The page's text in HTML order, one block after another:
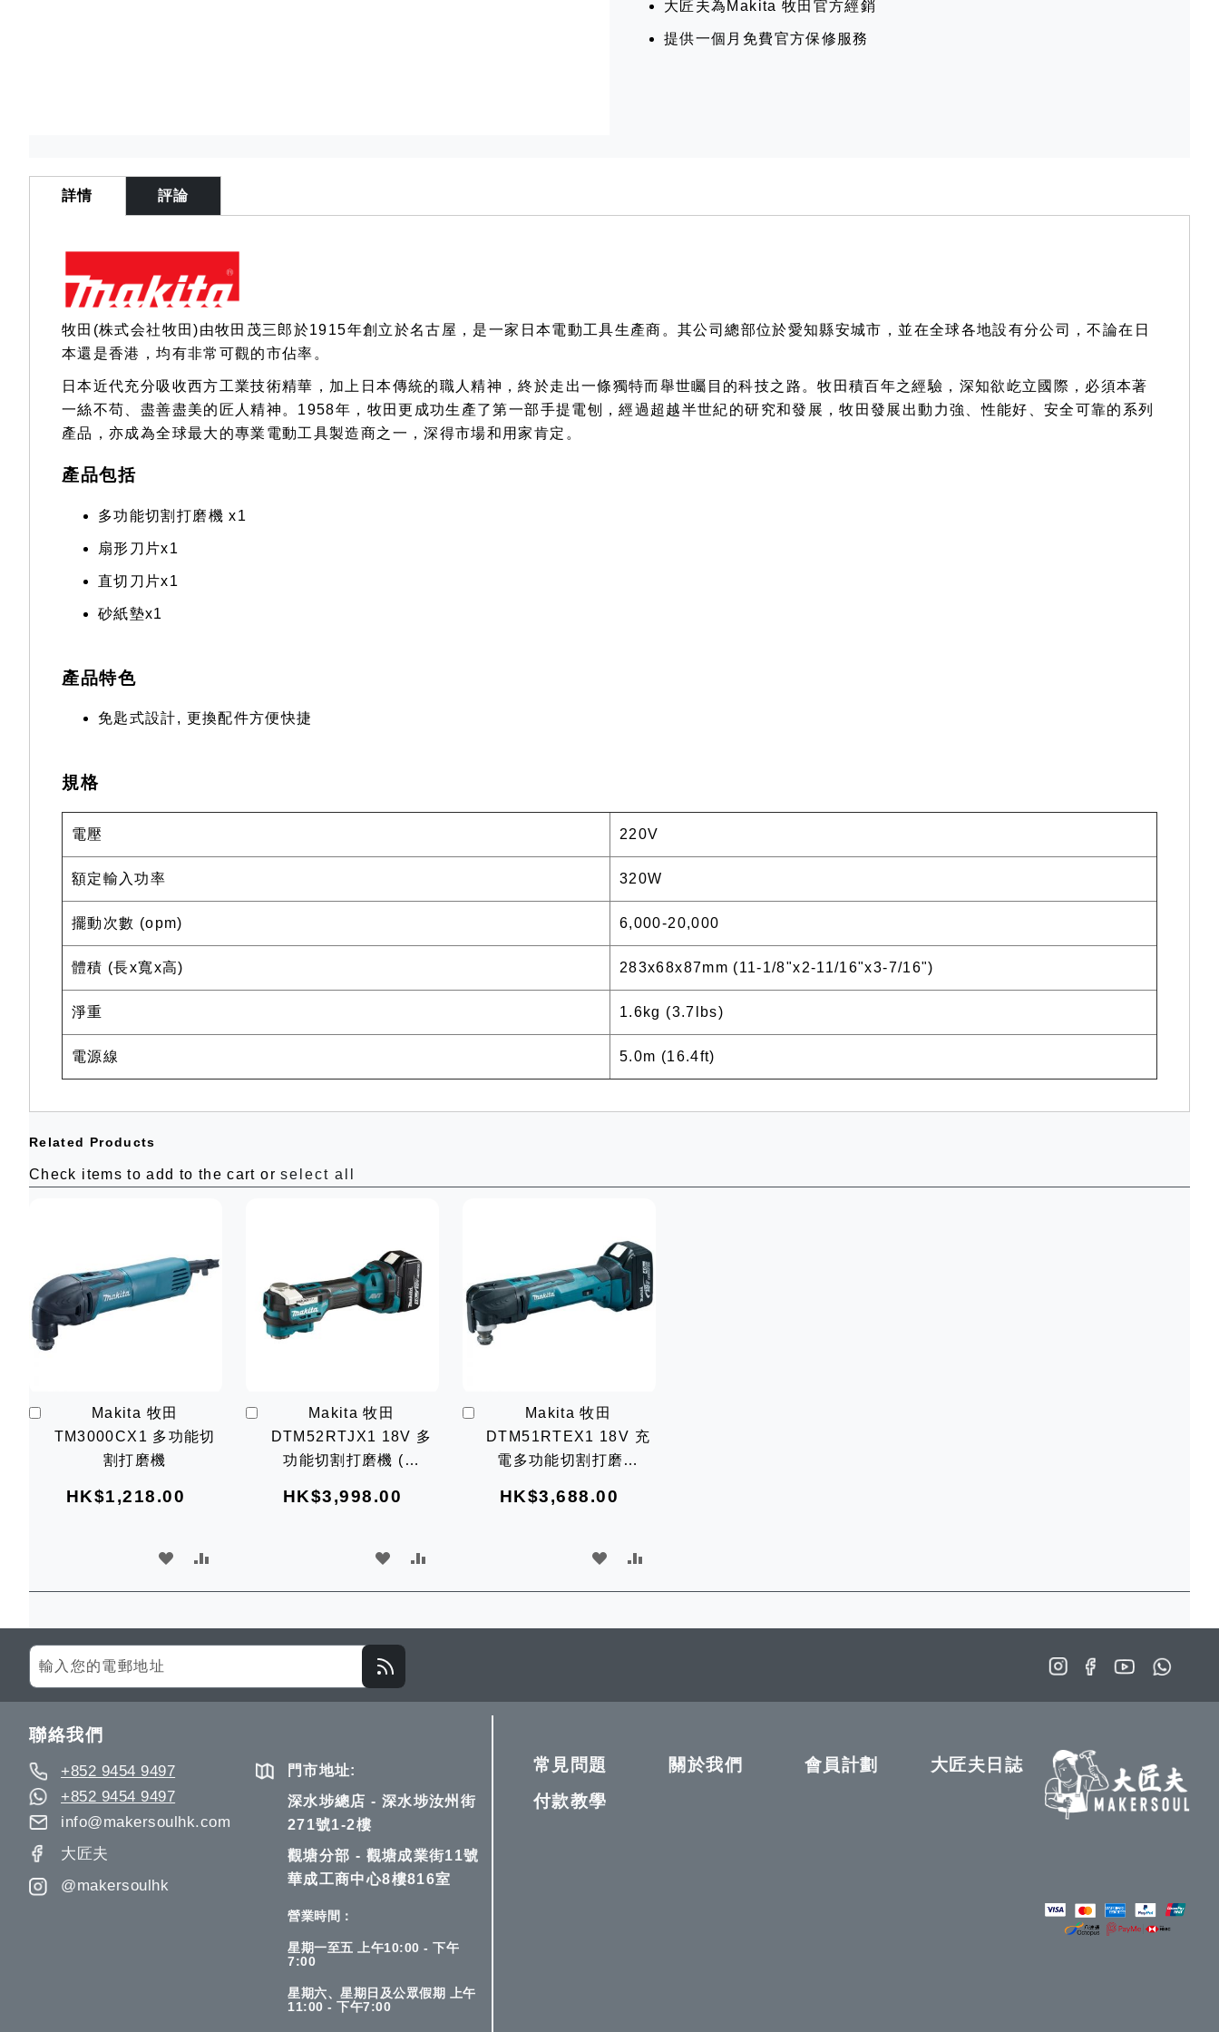
大匠夫為Makita 牧田官方經銷
提供一個月免費官方保修服務
images
gallery
詳情
牧田(株式会社牧田)由牧田茂三郎於1915年創立於名古屋，是一家日本電動工具生產商。其公司總部位於愛知縣安城市，並在全球各地設有分公司，不論在日
本還是香港，均有非常可觀的市佔率。
日本近代充分吸收西方工業技術精華，加上日本傳統的職人精神，終於走出一條獨特而舉世矚目的科技之路。牧田積百年之經驗，深知欲屹立國際，必須本著
一絲不苟、盡善盡美的匠人精神。1958年，牧田更成功生產了第一部手提電刨，經過超越半世紀的研究和發展，牧田發展出動力強、性能好、安全可靠的系列
產品，亦成為全球最大的專業電動工具製造商之一，深得市場和用家肯定。
產品包括
多功能切割打磨機 x1
扇形刀片x1
直切刀片x1
砂紙墊x1
產品特色
免匙式設計, 更換配件方便快捷
規格
電壓 220V
額定輸入功率 320W
擺動次數 (opm) 6,000-20,000
體積 (長x寬x高) 283x68x87mm (11-1/8"x2-11/16"x3-7/16")
淨重 1.6kg (3.7lbs)
電源線 5.0m (16.4ft)
評論
Related Products
Check items to add to the cart orselect all
Makita 牧田
TM3000CX1 多功能切
割打磨機
HK$1,218.00
入 入
Makita 牧田
DTM52RTJX1 18V 多
功能切割打磨機 (連
HK$3,998.00
購
入
望
清
入
Makita 牧田
DTM51RTEX1 18V 充
電多功能切割打磨機
裝)
HK$3,688.00
購
入 入
Sign
Up
for
Our
聯絡我們
+852 9454 9497
+852 9454 9497
info@makersoulhk.com
大匠夫
@makersoulhk
門市地址:
深水埗總店 - 深水埗汝州街
271號1-2樓
觀塘分部 - 觀塘成業街11號
華成工商中心8樓816室
營業時間：
星期一至五 上午10:00 - 下午
7:00
星期六、星期日及公眾假期 上午
11:00 - 下午7:00
常見問題 關於我們 會員計劃
大匠夫日誌
付款教學